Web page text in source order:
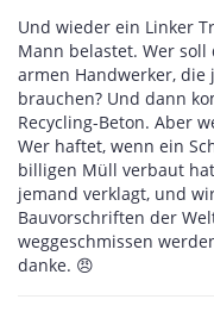
Und wieder ein Linker
Mann belastet. Wer soll
armen Handwerker,
brauchen? Und dann
Recycling-Beton. Aber
Wer haftet, wenn ein
billigen Müll verbaut
jemand verklagt, und
Bauvorschriften der
weggeschmissen
danke. 😠